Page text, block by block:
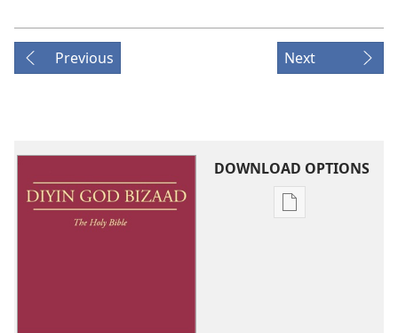
Previous Next
DOWNLOAD OPTIONS
Publication